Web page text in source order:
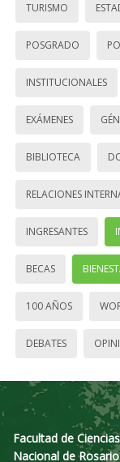
TURISMO
POSGRADO
INSTITUCIONALES
EXÁMENES
BIBLIOTECA
RELACIONES
INGRESANTES
BECAS
100 AÑOS
DEBATES
Facultad de
Nacional de Rosario